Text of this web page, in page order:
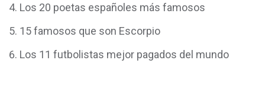
Los 20 poetas españoles más famosos
15 famosos que son Escorpio
Los 11 futbolistas mejor pagados del mundo